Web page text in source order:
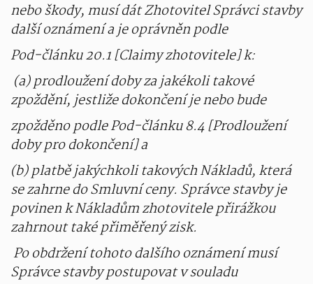
nebo škody, musí dát Zhotovitel Správci stavby
další oznámení a je oprávněn podle
Pod-článku 20.1 [Claimy zhotovitele] k:
(a) prodloužení doby za jakékoli takové
zpoždění, jestliže dokončení je nebo bude
zpožděno podle Pod-článku 8.4 [Prodloužení
doby pro dokončení] a
(b) platbě jakýchkoli takových Nákladů, která
se zahrne do Smluvní ceny. Správce stavby je
povinen k Nákladům zhotovitele přirážkou
zahrnout také přiměřený zisk.
Po obdržení tohoto dalšího oznámení musí
Správce stavby postupovat v souladu